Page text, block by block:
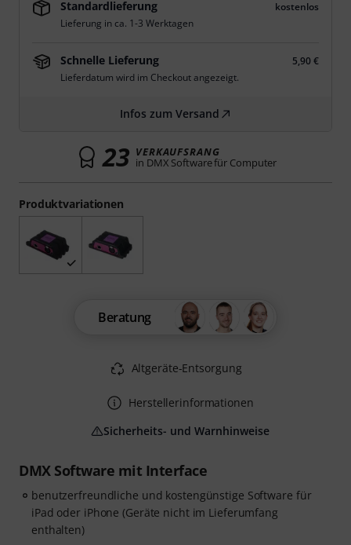
DMX Software mit Interface
benutzerfreundliche und kostengünstige Software für
iPad oder iPhone (Geräte nicht im Lieferumfang
enthalten)
Produktvariationen
Standardlieferung
kostenlos
Lieferung in ca. 1-3 Werktagen
Schnelle Lieferung
5,90 €
Lieferdatum wird im Checkout angezeigt.
Infos zum Versand
23 VERKAUFSRANG
in DMX Software für Computer
Beratung
Altgeräte-Entsorgung
Herstellerinformationen
Sicherheits- und Warnhinweise